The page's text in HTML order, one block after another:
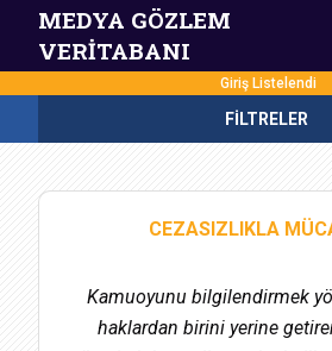
MEDYA GÖZLEM
VERİTABANI
Giriş Listelendi
FİLTRELER
CEZASIZLIKLA
Kamuoyunu bilgilendirmek
haklardan birini yerine